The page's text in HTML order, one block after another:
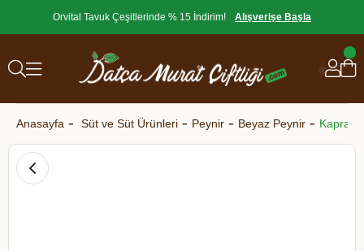
Orvital Tavuk Çeşitlerinde % 15 İndirim! Alışverişe Başla
Anasayfa Süt ve Süt Ürünleri Peynir Beyaz Peynir Kapra -